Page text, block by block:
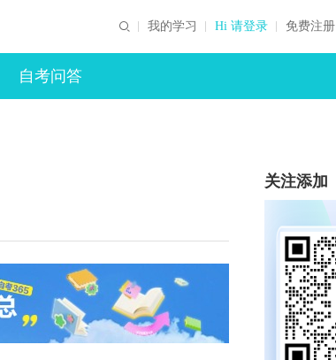
我的学习 Hi 请登录 免费注册
自考问答
关注添加